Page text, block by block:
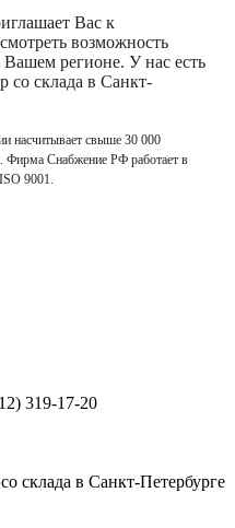
Вас к
возможность
регионе. У нас есть
со склада в Санкт-
насчитывает свыше 30 000
Фирма Снабжение РФ работает в
9001.
319-17-20
склада в Санкт-Петербурге